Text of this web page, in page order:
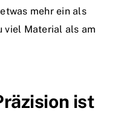
mehr ein als
viel Material als am
ist